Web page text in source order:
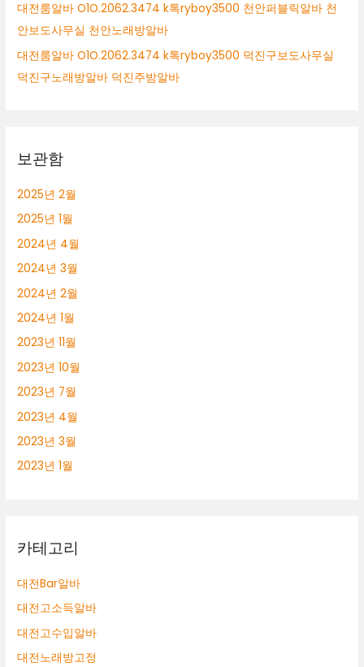
안
노
래
알
대전룸알바 O1O.2062.3474 k톡ryboy3500 천안퍼블릭알바 천
안보도사무실 천안노래방알바
대전룸알바 O1O.2062.3474 k톡ryboy3500 덕진구보도사무실
덕진구노래방알바 덕진주밤알바
보관함
2025년 2월
2025년 1월
2024년 4월
2024년 3월
2024년 2월
2024년 1월
2023년 11월
2023년 10월
2023년 7월
2023년 4월
2023년 3월
2023년 1월
카테고리
대전Bar알바
대전고소득알바
대전고수입알바
대전노래방고정